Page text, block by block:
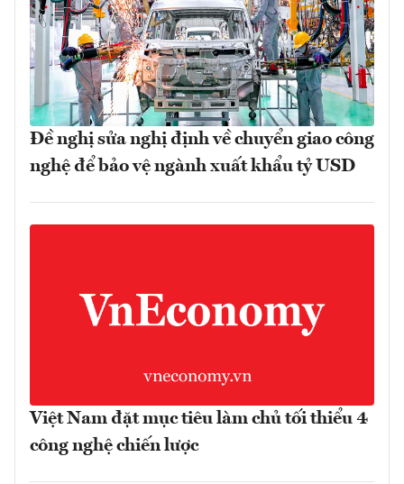
Đề nghị sửa nghị định về chuyển giao công
nghệ để bảo vệ ngành xuất khẩu tỷ USD
Việt Nam đặt mục tiêu làm chủ tối thiểu 4
công nghệ chiến lược